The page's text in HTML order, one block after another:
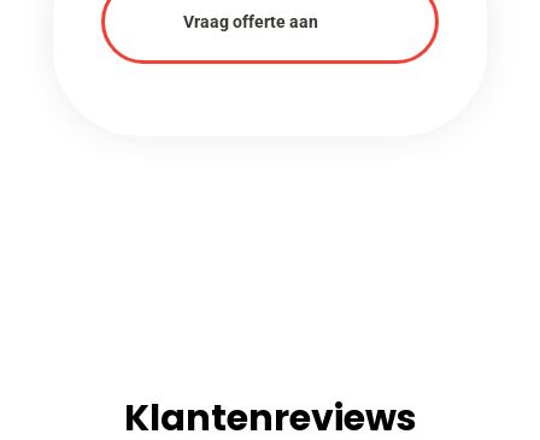
Vraag offerte aan
Klantenreviews